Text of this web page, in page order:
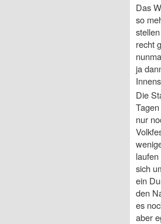
Das
so
recht
ja
Die
nur
sich
ein
den
es
aber